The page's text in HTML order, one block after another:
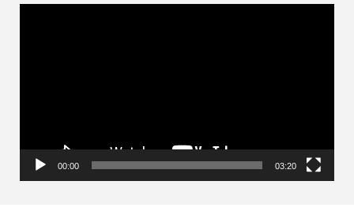
00:00 03:20